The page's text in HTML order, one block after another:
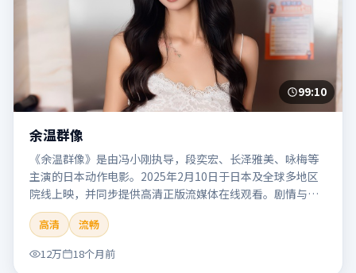
99:10
余温群像
《余温群像》是由冯小刚执导，段奕宏、长泽雅美、咏梅等
主演的日本动作电影。2025年2月10日于日本及全球多地区
院线上映，并同步提供高清正版流媒体在线观看。剧情与看
点：动作场面密集，节奏明快，适合喜欢热血追缉与爆破场
面的观众。本片适合检索「余温群像」「冯小刚」「动作」
「日本」「2025」「2025-02-10上映」等关键词的影迷阅读
简介与主创信息。
高清
流畅
12万
18个月前